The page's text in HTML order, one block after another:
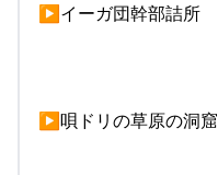
▶イーガ団幹部詰所
▶唄ドリの草原の洞窟